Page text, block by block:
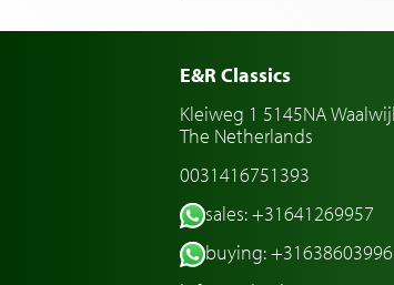
E&R Classics
Kleiweg 1 5145NA
The Netherlands
0031416751393
sales: +31641269957
buying: +31638603996